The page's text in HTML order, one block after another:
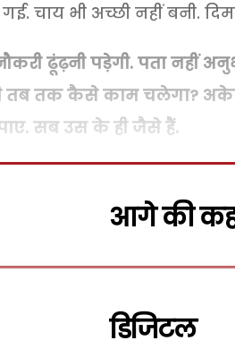
चाय भी अच्छी नहीं बनी.
ढूंढ़नी पड़ेगी. पता नहीं
तब तक कैसे काम चलेगा?
सब उस के ही जैसे हैं.
आगे की
डिजिटल